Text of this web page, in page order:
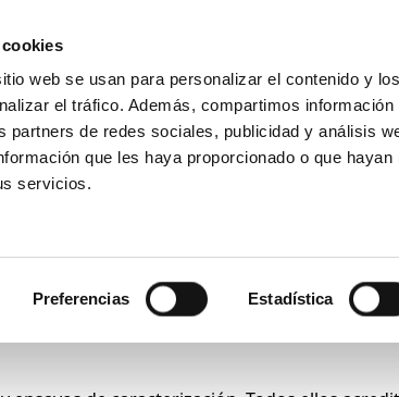
web se usan para personalizar el contenido y
el tráfico. Además, compartimos información
partners de redes sociales, publicidad y análisis
que les haya proporcionado o que
servicios.
Preferencias Estadística
tu
Ensayos
Materiales